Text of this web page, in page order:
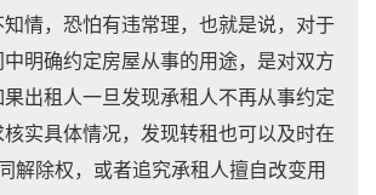
情，恐怕有违常理，也就是说，对于
明确约定房屋从事的用途，是对双方
出租人一旦发现承租人不再从事约定
实具体情况，发现转租也可以及时在
解除权，或者追究承租人擅自改变用